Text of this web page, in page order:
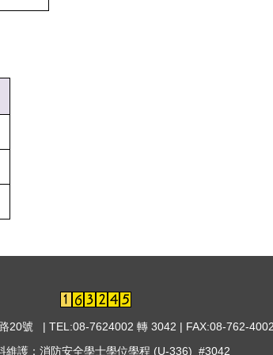
20號 | TEL:08-7624002 轉 3042 | FAX:08-762-
維護：消防安全學士學位學程 (U-336) #3042